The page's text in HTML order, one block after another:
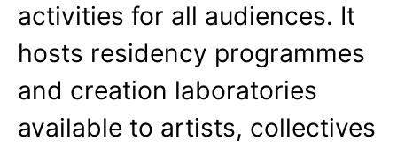
activities for all audiences. It
hosts residency programmes
and creation laboratories
available to artists, collectives